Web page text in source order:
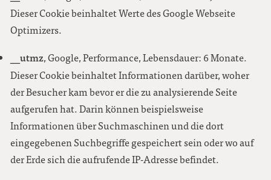
Dieser Cookie beinhaltet Werte des Google Webseite
Optimizers.
__utmz, Google, Performance, Lebensdauer: 6 Monate.
Dieser Cookie beinhaltet Informationen darüber, woher
der Besucher kam bevor er die zu analysierende Seite
aufgerufen hat. Darin können beispielsweise
Informationen über Suchmaschinen und die dort
eingegebenen Suchbegriffe gespeichert sein oder wo auf
der Erde sich die aufrufende IP-Adresse befindet.